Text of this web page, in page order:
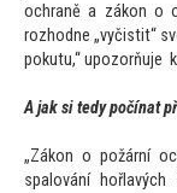
ochraně a zákon o
rozhodne „vyčistit“
pokutu,“ upozorňuje
A jak si tedy počínat
„Zákon o požární
spalování